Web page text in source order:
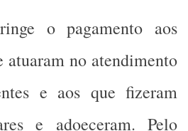
o pagamento aos
atuaram no atendimento
e aos que fizeram
e adoeceram. Pelo